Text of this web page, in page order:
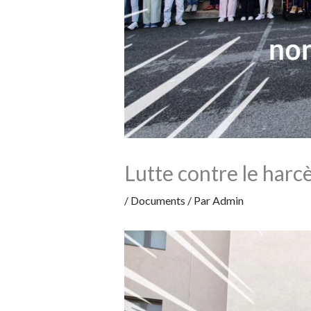
Lutte contre le
/ Documents / ParAdmin